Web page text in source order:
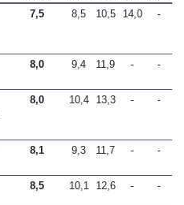
7,5 8,5 10,5 14,0 -
8,0 9,4 11,9 - -
8,0 10,4 13,3 - -
8,1 9,3 11,7 - -
8,5 10,1 12,6 - -